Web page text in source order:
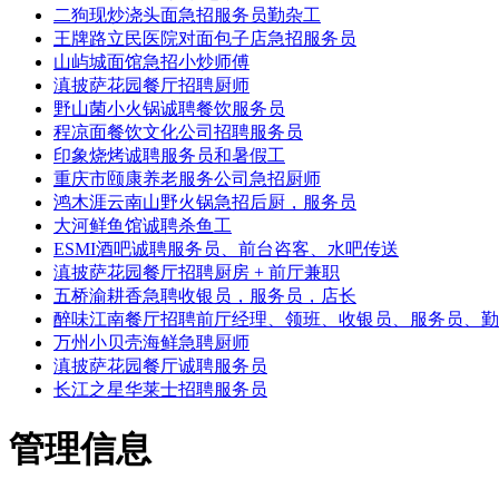
二狗现炒浇头面急招服务员勤杂工
王牌路立民医院对面包子店急招服务员
山屿城面馆急招小炒师傅
滇披萨花园餐厅招聘厨师
野山菌小火锅诚聘餐饮服务员
程凉面餐饮文化公司招聘服务员
印象烧烤诚聘服务员和暑假工
重庆市颐康养老服务公司急招厨师
鸿木涯云南山野火锅急招后厨，服务员
大河鲜鱼馆诚聘杀鱼工
ESMI酒吧诚聘服务员、前台咨客、水吧传送
滇披萨花园餐厅招聘厨房 + 前厅兼职
五桥渝耕香急聘收银员，服务员，店长
醉味江南餐厅招聘前厅经理、领班、收银员、服务员、
万州小贝壳海鲜急聘厨师
滇披萨花园餐厅诚聘服务员
长江之星华莱士招聘服务员
管理信息